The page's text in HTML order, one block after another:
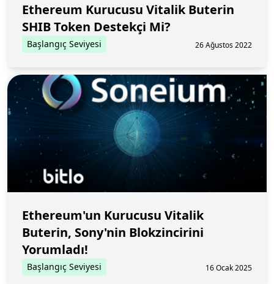
Ethereum Kurucusu Vitalik Buterin
SHIB Token Destekçi Mi?
Başlangıç Seviyesi 26 Ağustos 2022
Ethereum'un Kurucusu Vitalik
Buterin, Sony'nin Blokzincirini
Yorumladı!
Başlangıç Seviyesi 16 Ocak 2025